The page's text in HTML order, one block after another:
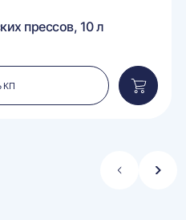
прессов, 10 л
КП
в
Стрелка